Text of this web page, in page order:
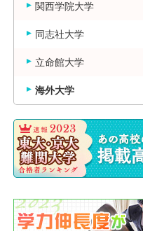
関西学院大学
同志社大学
立命館大学
海外大学